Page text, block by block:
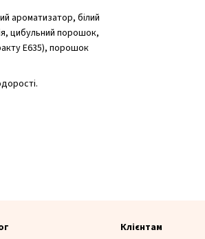
ароматизатор, білий
цибульний порошок,
E635), порошок
Клієнтам